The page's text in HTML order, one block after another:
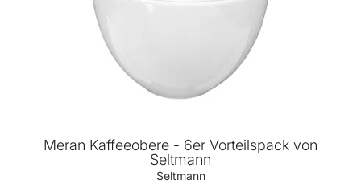
Meran Kaffeeobere - 6er Vorteilspack von
Seltmann
Seltmann